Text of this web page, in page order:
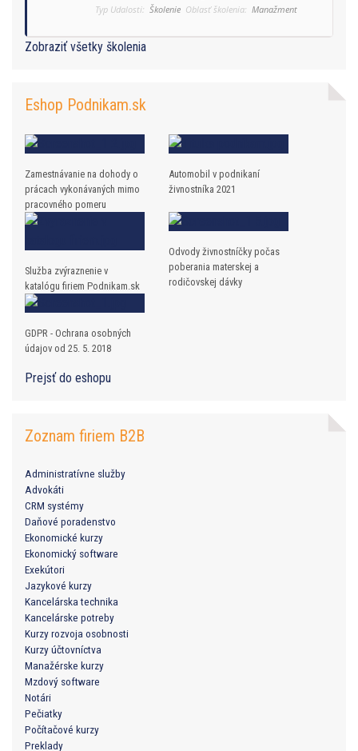
Typ Udalosti: Školenie Oblasť školenia: Manažment
Zobraziť všetky školenia
Eshop Podnikam.sk
Zamestnávanie na dohody o
prácach vykonávaných mimo
pracovného pomeru
Automobil v podnikaní
živnostníka 2021
Služba zvýraznenie v
katalógu firiem Podnikam.sk
Odvody živnostníčky počas
poberania materskej a
rodičovskej dávky
GDPR - Ochrana osobných
údajov od 25. 5. 2018
Prejsť do eshopu
Zoznam firiem B2B
Administratívne služby
Advokáti
CRM systémy
Daňové poradenstvo
Ekonomické kurzy
Ekonomický software
Exekútori
Jazykové kurzy
Kancelárska technika
Kancelárske potreby
Kurzy rozvoja osobnosti
Kurzy účtovníctva
Manažérske kurzy
Mzdový software
Notári
Pečiatky
Počítačové kurzy
Preklady